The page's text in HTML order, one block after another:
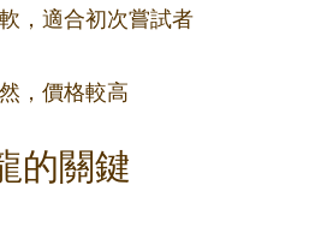
，適合初次嘗試者
，價格較高
的關鍵